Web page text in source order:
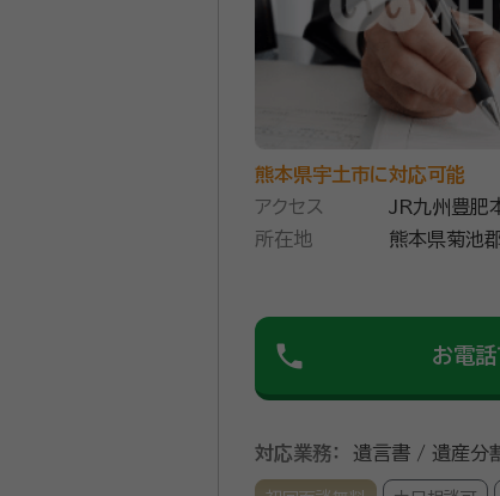
熊本県宇土市に対応可能
アクセス
JR九州豊
所在地
熊本県菊池
phone お電
対応業務： 遺言書 / 遺産分